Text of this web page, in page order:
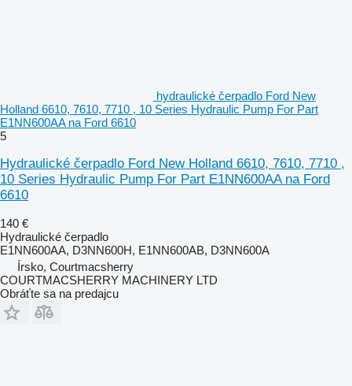
hydraulické čerpadlo Ford New
Holland 6610, 7610, 7710 , 10 Series Hydraulic Pump For Part
E1NN600AA na Ford 6610
5
Hydraulické čerpadlo Ford New Holland 6610, 7610, 7710 ,
10 Series Hydraulic Pump For Part E1NN600AA na Ford
6610
140 €
Hydraulické čerpadlo
E1NN600AA, D3NN600H, E1NN600AB, D3NN600A
Írsko, Courtmacsherry
COURTMACSHERRY MACHINERY LTD
Obráťte sa na predajcu